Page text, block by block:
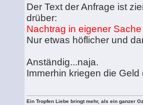
Der Text der Anfrage ist
drüber:
Nachtrag in eigener Sache
Nur etwas höflicher und
Anständig...naja.
Immerhin kriegen die Geld
Ein Tropfen Liebe bringt mehr, als ein ganzer